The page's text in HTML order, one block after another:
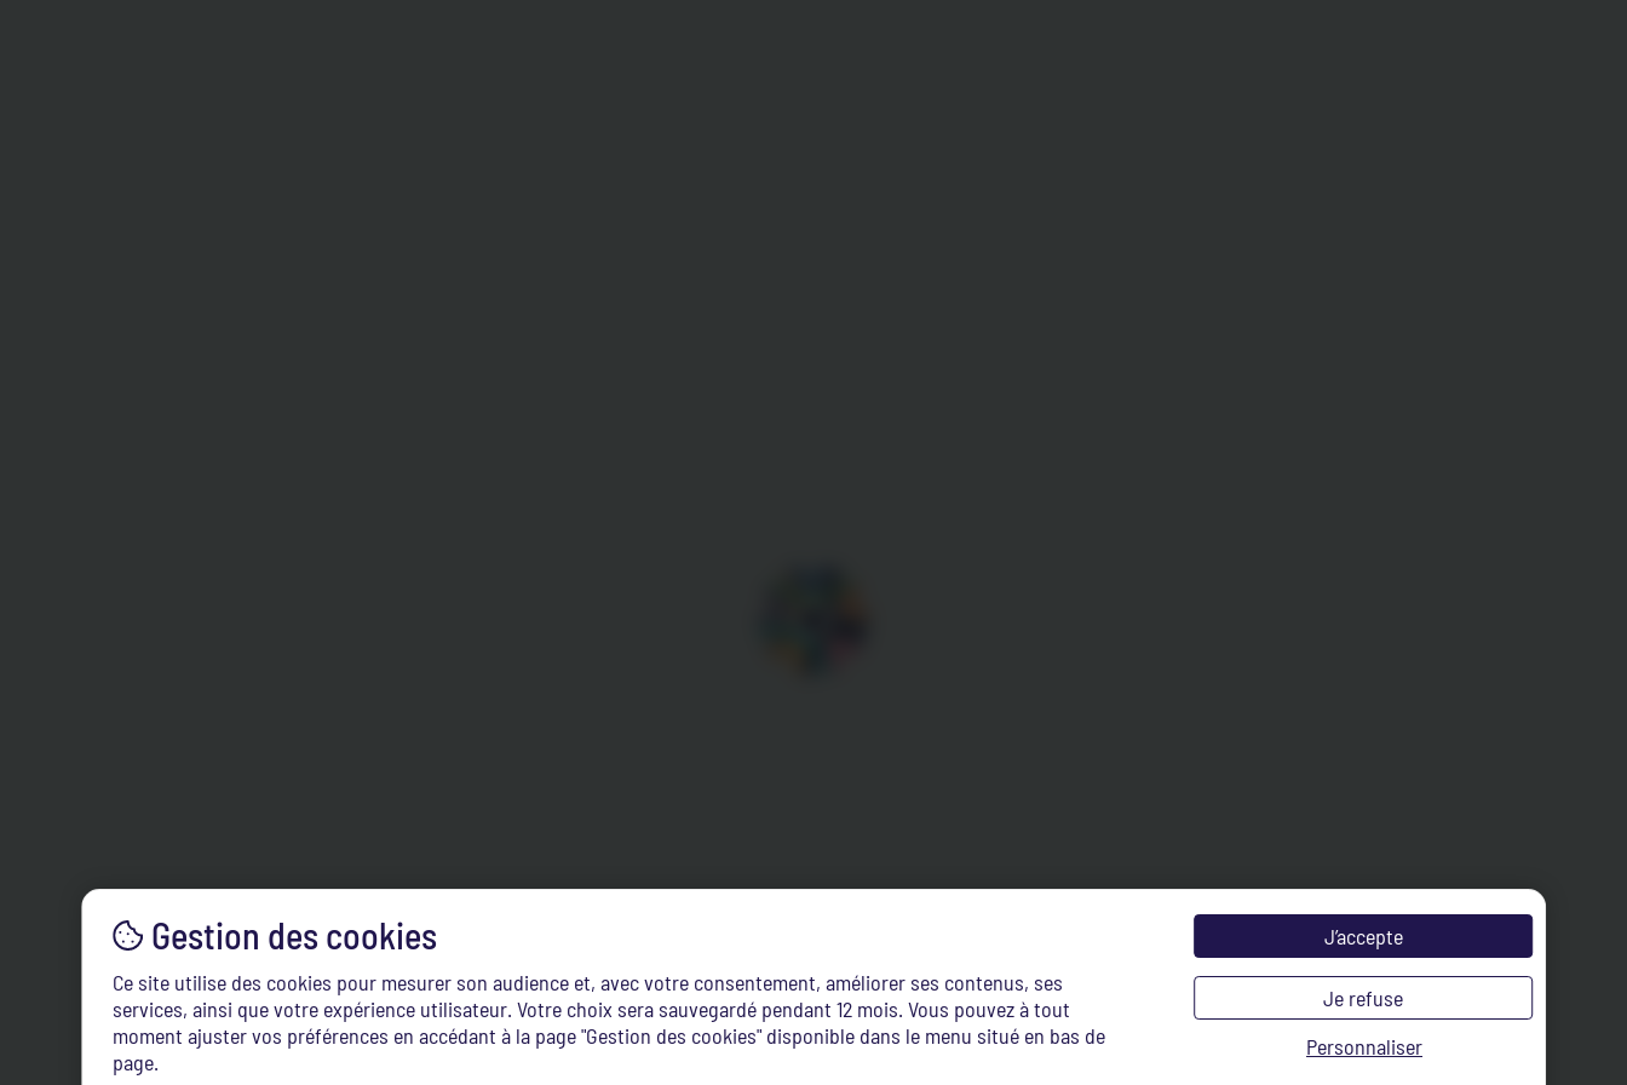
Ce site utilise des cookies pour mesurer son audience et, avec votre consentement, améliorer ses contenus, ses
services, ainsi que votre expérience utilisateur. Votre choix sera sauvegardé pendant 12 mois. Vous pouvez à tout
moment ajuster vos préférences en accédant à la page "Gestion des cookies" disponible dans le menu situé en bas de
page.
J’accepte
Je refuse
Personnaliser